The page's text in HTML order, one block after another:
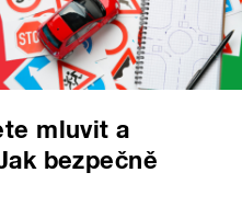
mluvit a
bezpečně